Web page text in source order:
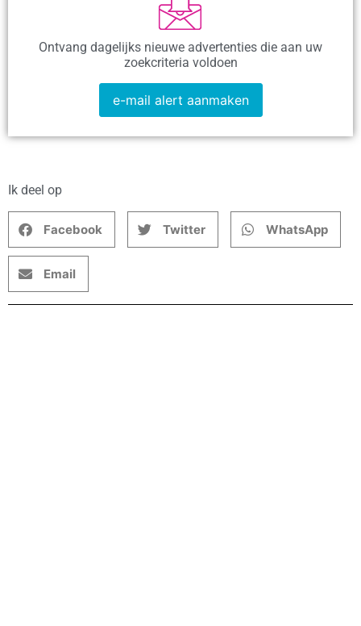
Ontvang dagelijks nieuwe advertenties die aan uw
zoekcriteria voldoen
e-mail alert aanmaken
Ik deel op
Facebook Twitter WhatsApp
Email